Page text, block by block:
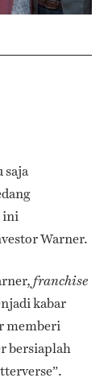
saja
ini
Warner.
franchise
kabar
memberi
bersiaplah